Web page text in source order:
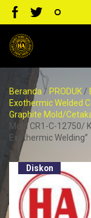
Beranda / PRODUK/
Exothermic Welded
Graphite Mold/
Mold CR1-C-12750/
Exothermic Welding”
Diskon